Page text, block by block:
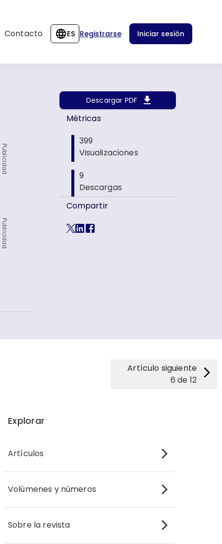
Contacto ES Registrarse Iniciar sesión
Publicidad
Publicidad
Descargar PDF
Métricas
399
Visualizaciones
9
Descargas
Compartir
Artículo siguiente
6 de 12
Explorar
Artículos
Volúmenes y números
Sobre la revista